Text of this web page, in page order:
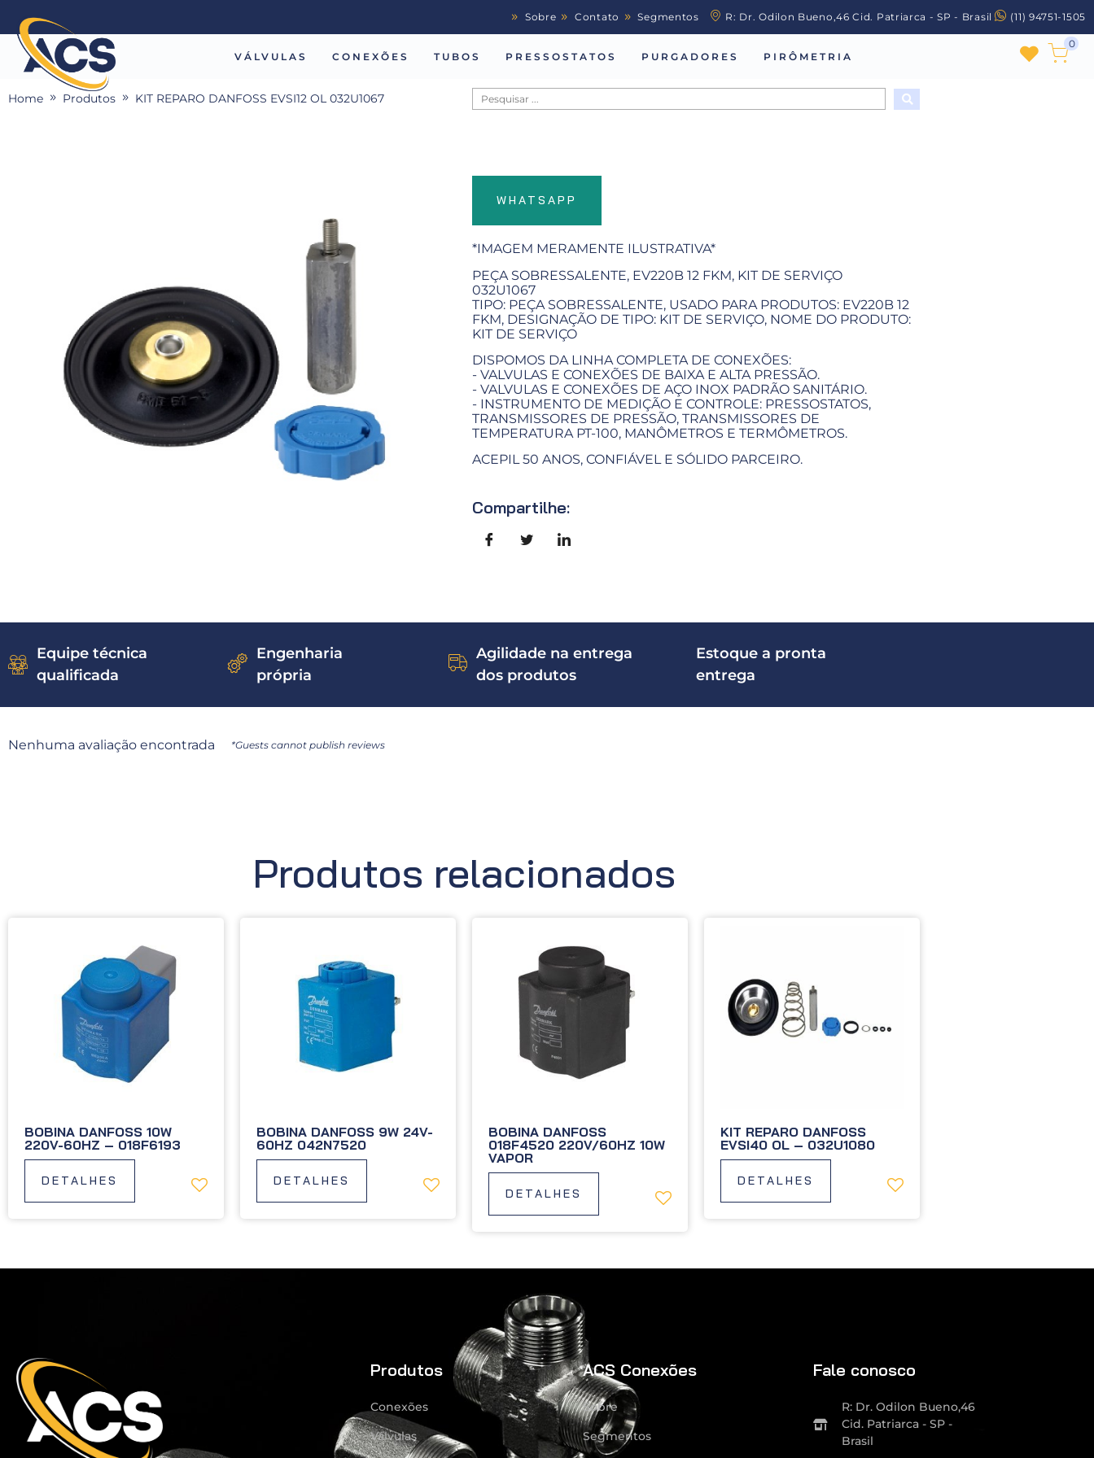
Sobre Contato Segmentos R: Dr. Odilon Bueno,46 Cid. Patriarca - SP - Brasil (11) 94751-1505
VÁLVULAS CONEXÕES TUBOS PRESSOSTATOS PURGADORES PIRÔMETRIA
0
Home Produtos KIT REPARO DANFOSS EVSI12 OL 032U1067
WHATSAPP
*IMAGEM MERAMENTE ILUSTRATIVA*
PEÇA SOBRESSALENTE, EV220B 12 FKM, KIT DE SERVIÇO
032U1067
TIPO: PEÇA SOBRESSALENTE, USADO PARA PRODUTOS: EV220B 12
FKM, DESIGNAÇÃO DE TIPO: KIT DE SERVIÇO, NOME DO PRODUTO:
KIT DE SERVIÇO
DISPOMOS DA LINHA COMPLETA DE CONEXÕES:
- VALVULAS E CONEXÕES DE BAIXA E ALTA PRESSÃO.
- VALVULAS E CONEXÕES DE AÇO INOX PADRÃO SANITÁRIO.
- INSTRUMENTO DE MEDIÇÃO E CONTROLE: PRESSOSTATOS,
TRANSMISSORES DE PRESSÃO, TRANSMISSORES DE
TEMPERATURA PT-100, MANÔMETROS E TERMÔMETROS.
ACEPIL 50 ANOS, CONFIÁVEL E SÓLIDO PARCEIRO.
Compartilhe:
Equipe técnica
qualificada
Engenharia
própria
Agilidade na entrega
dos produtos
Estoque a pronta
entrega
Nenhuma avaliação encontrada *Guests cannot publish reviews
Produtos relacionados
BOBINA DANFOSS 10W
220V-60HZ – 018F6193
DETALHES
BOBINA DANFOSS 9W 24V-
60HZ 042N7520
DETALHES
BOBINA DANFOSS
018F4520 220V/60HZ 10W
VAPOR
DETALHES
KIT REPARO DANFOSS
EVSI40 OL – 032U1080
DETALHES
Produtos
Conexões
Válvulas
ACS Conexões
Sobre
Segmentos
Fale conosco
R: Dr. Odilon Bueno,46
Cid. Patriarca - SP -
Brasil